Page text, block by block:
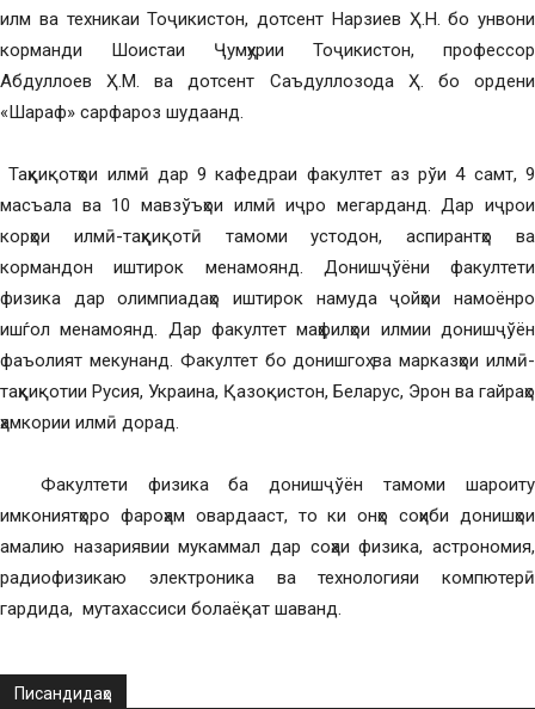
илм ва техникаи Тоҷикистон, дотсент Нарзиев Ҳ.Н. бо унвони
корманди Шоистаи Ҷумҳурии Тоҷикистон, профессор
Абдуллоев Ҳ.М. ва дотсент Саъдуллозода Ҳ. бо ордени
«Шараф» сарфароз шудаанд.
Таҳқиқотҳои илмӣ дар 9 кафедраи факултет аз рўи 4 самт, 9
масъала ва 10 мавзўъҳои илмӣ иҷро мегарданд. Дар иҷрои
корҳои илмӣ-таҳқиқотӣ тамоми устодон, аспирантҳо ва
кормандон иштирок менамоянд. Донишҷўёни факултети
физика дар олимпиадаҳо иштирок намуда ҷойҳои намоёнро
ишѓол менамоянд. Дар факултет маҳфилҳои илмии донишҷўён
фаъолият мекунанд. Факултет бо донишгоҳ ва марказҳои илмӣ-
таҳқиқотии Русия, Украина, Қазоқистон, Беларус, Эрон ва гайраҳо
ҳамкории илмӣ дорад.
Факултети физика ба донишҷўён тамоми шароиту
имкониятҳоро фароҳам овардааст, то ки онҳо соҳиби донишҳои
амалию назариявии мукаммал дар соҳаи физика, астрономия,
радиофизикаю электроника ва технологияи компютерӣ
гардида, мутахассиси болаёқат шаванд.
Писандидаҳо